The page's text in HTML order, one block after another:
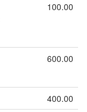
100.00
600.00
400.00